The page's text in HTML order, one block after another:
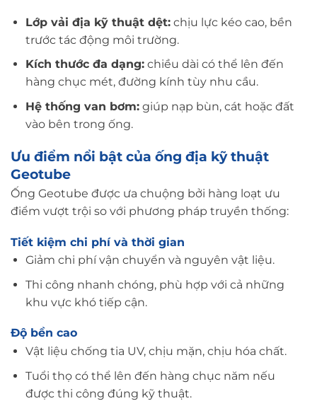
Lớp vải địa kỹ thuật dệt:chịu lực kéo cao, bền
trước tác động môi trường.
Kích thước đa dạng:chiều dài có thể lên đến
hàng chục mét, đường kính tùy nhu cầu.
Hệ thống van bơm:giúp nạp bùn, cát hoặc đất
vào bên trong ống.
Ưu điểm nổi bật của ống địa kỹ thuật
Geotube
Ống Geotube được ưa chuộng bởi hàng loạt ưu
điểm vượt trội so với phương pháp truyền thống:
Tiết kiệm chi phí và thời gian
Giảm chi phí vận chuyển và nguyên vật liệu.
Thi công nhanh chóng, phù hợp với cả những
khu vực khó tiếp cận.
Độ bền cao
Vật liệu chống tia UV, chịu mặn, chịu hóa chất.
Tuổi thọ có thể lên đến hàng chục năm nếu
được thi công đúng kỹ thuật.